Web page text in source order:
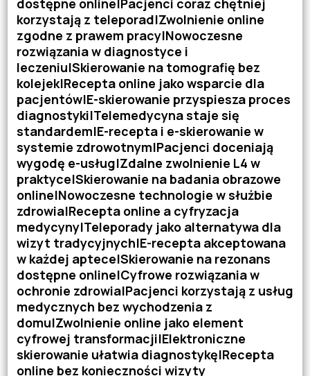
dostępne online|Pacjenci coraz chętniej
korzystają z teleporad|Zwolnienie online
zgodne z prawem pracy|Nowoczesne
rozwiązania w diagnostyce i
leczeniu|Skierowanie na tomografię bez
kolejek|Recepta online jako wsparcie dla
pacjentów|E-skierowanie przyspiesza proces
diagnostyki|Telemedycyna staje się
standardem|E-recepta i e-skierowanie w
systemie zdrowotnym|Pacjenci doceniają
wygodę e-usług|Zdalne zwolnienie L4 w
praktyce|Skierowanie na badania obrazowe
online|Nowoczesne technologie w służbie
zdrowia|Recepta online a cyfryzacja
medycyny|Teleporady jako alternatywa dla
wizyt tradycyjnych|E-recepta akceptowana
w każdej aptece|Skierowanie na rezonans
dostępne online|Cyfrowe rozwiązania w
ochronie zdrowia|Pacjenci korzystają z usług
medycznych bez wychodzenia z
domu|Zwolnienie online jako element
cyfrowej transformacji|Elektroniczne
skierowanie ułatwia diagnostykę|Recepta
online bez konieczności wizyty